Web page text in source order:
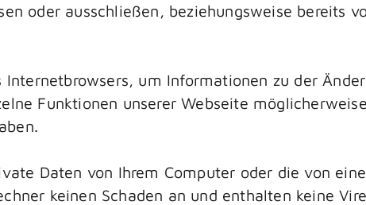
oder ausschließen, beziehungsweise bereits
um Informationen zu der
Funktionen unserer Webseite
Daten von Ihrem Computer oder die von
keinen Schaden an und enthalten keine